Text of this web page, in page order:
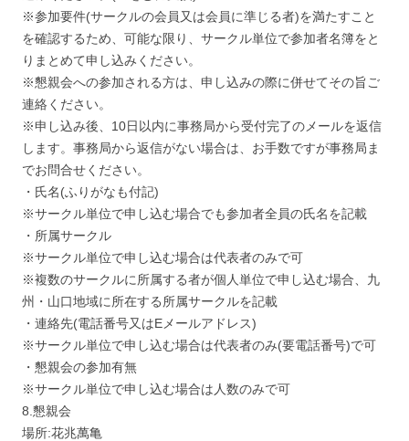
※参加要件(サークルの会員又は会員に準じる者)を満たすこと
を確認するため、可能な限り、サークル単位で参加者名簿をと
りまとめて申し込みください。
※懇親会への参加される方は、申し込みの際に併せてその旨ご
連絡ください。
※申し込み後、10日以内に事務局から受付完了のメールを返信
します。事務局から返信がない場合は、お手数ですが事務局ま
でお問合せください。
・氏名(ふりがなも付記)
※サークル単位で申し込む場合でも参加者全員の氏名を記載
・所属サークル
※サークル単位で申し込む場合は代表者のみで可
※複数のサークルに所属する者が個人単位で申し込む場合、九
州・山口地域に所在する所属サークルを記載
・連絡先(電話番号又はEメールアドレス)
※サークル単位で申し込む場合は代表者のみ(要電話番号)で可
・懇親会の参加有無
※サークル単位で申し込む場合は人数のみで可
8.懇親会
場所:花兆萬亀